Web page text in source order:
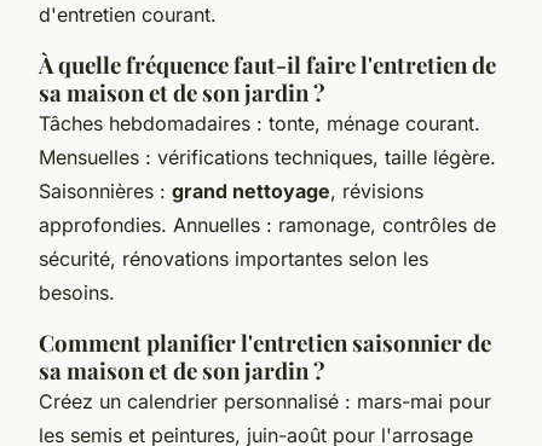
d'entretien courant.
À quelle fréquence faut-il faire l'entretien de
sa maison et de son jardin ?
Tâches hebdomadaires : tonte, ménage courant.
Mensuelles : vérifications techniques, taille légère.
Saisonnières : grand nettoyage, révisions
approfondies. Annuelles : ramonage, contrôles de
sécurité, rénovations importantes selon les
besoins.
Comment planifier l'entretien saisonnier de
sa maison et de son jardin ?
Créez un calendrier personnalisé : mars-mai pour
les semis et peintures, juin-août pour l'arrosage